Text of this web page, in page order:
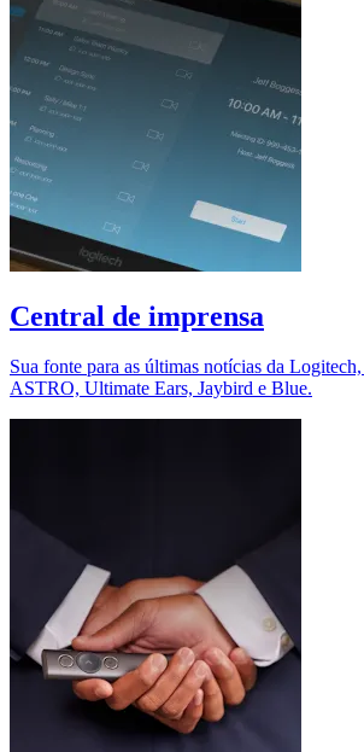
Central de imprensa
Sua fonte para as últimas notícias da
ASTRO, Ultimate Ears, Jaybird e Blue.